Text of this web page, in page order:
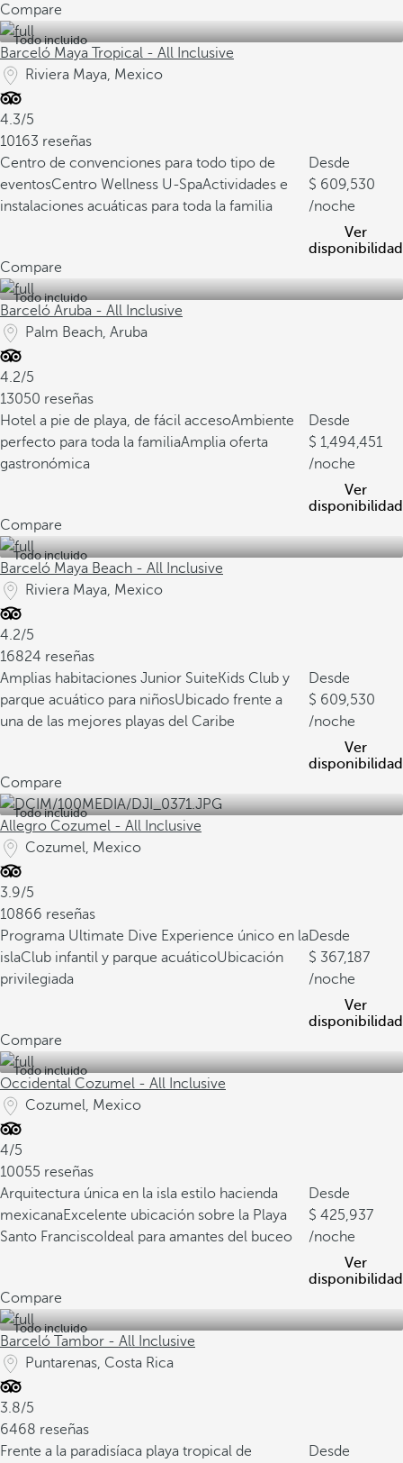
Compare
Todo incluido
Barceló Maya Tropical - All Inclusive
Riviera Maya, Mexico
4.3/5
10163 reseñas
Centro de convenciones para todo tipo de
eventosCentro Wellness U-SpaActividades e
instalaciones acuáticas para toda la familia
Desde
609,530
/noche
Ver
disponibilidad
Compare
Todo incluido
Barceló Aruba - All Inclusive
Palm Beach, Aruba
4.2/5
13050 reseñas
Hotel a pie de playa, de fácil accesoAmbiente
perfecto para toda la familiaAmplia oferta
gastronómica
Desde
1,494,451
/noche
Ver
disponibilidad
Compare
Todo incluido
Barceló Maya Beach - All Inclusive
Riviera Maya, Mexico
4.2/5
16824 reseñas
Amplias habitaciones Junior SuiteKids Club y
parque acuático para niñosUbicado frente a
una de las mejores playas del Caribe
Desde
609,530
/noche
Ver
disponibilidad
Compare
Todo incluido
Allegro Cozumel - All Inclusive
Cozumel, Mexico
3.9/5
10866 reseñas
Programa Ultimate Dive Experience único en la
islaClub infantil y parque acuáticoUbicación
privilegiada
Desde
367,187
/noche
Ver
disponibilidad
Compare
Todo incluido
Occidental Cozumel - All Inclusive
Cozumel, Mexico
4/5
10055 reseñas
Arquitectura única en la isla estilo hacienda
mexicanaExcelente ubicación sobre la Playa
Santo Francisco Ideal para amantes del buceo
Desde
425,937
/noche
Ver
disponibilidad
Compare
Todo incluido
Barceló Tambor - All Inclusive
Puntarenas, Costa Rica
3.8/5
6468 reseñas
Frente a la paradisíaca playa tropical de
Desde